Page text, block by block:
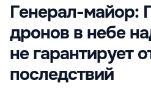
Генерал-майор:
дронов в небе
не гарантирует
последствий